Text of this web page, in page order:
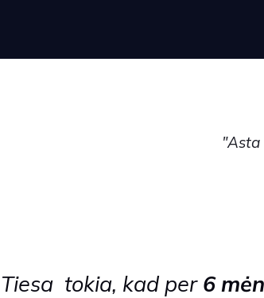
Tiesa tokia, kadper 6